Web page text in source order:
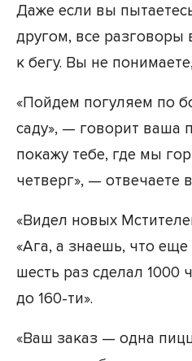
Даже если вы
другом, все разговоры
к бегу. Вы не
«Пойдем погуляем по
саду», — говорит ваша
покажу тебе, где мы
четверг», — отвечаете
«Видел новых
«Ага, а знаешь, что еще
шесть раз сделал 1000
до 160-ти».
«Ваш заказ — одна